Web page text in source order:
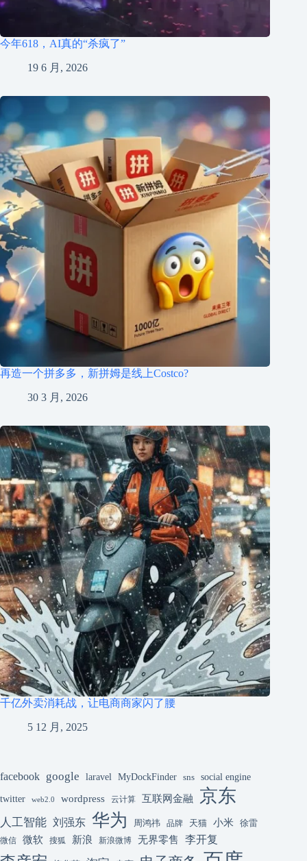
今年618，AI真的“杀疯了”
19 6 月, 2026
再造一个拼多多，新拼姆是线上Costco?
30 3 月, 2026
千亿外卖消耗战，让电商商家闪了腰
5 12 月, 2025
facebook google laravel MyDockFinder sns social engine
twitter web2.0 wordpress 云计算 互联网金融 京东
人工智能 刘强东 华为 周鸿祎 品牌 天猫 小米 徐雷
微信 微软 搜狐 新浪 新浪微博 无界零售 李开复